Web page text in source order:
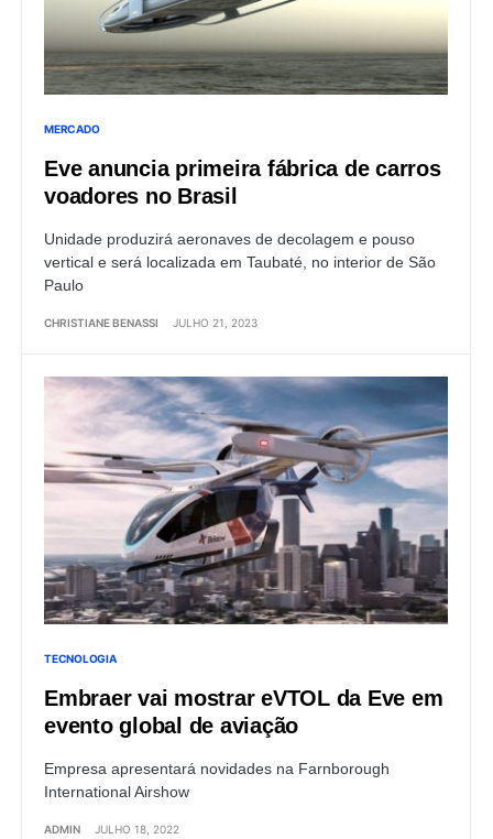
MERCADO
Eve anuncia primeira fábrica de carros
voadores no Brasil
Unidade produzirá aeronaves de decolagem e pouso
vertical e será localizada em Taubaté, no interior de São
Paulo
CHRISTIANE BENASSI JULHO 21, 2023
TECNOLOGIA
Embraer vai mostrar eVTOL da Eve em
evento global de aviação
Empresa apresentará novidades na Farnborough
International Airshow
ADMIN JULHO 18, 2022